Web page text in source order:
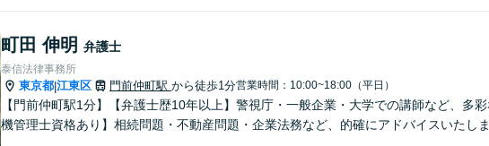
町田 伸明 弁護士
泰信法律事務所
東京都|江東区 門前仲町駅 から徒歩1分営業時間：10:00~18:00（平日）
【門前仲町駅1分】【弁護士歴10年以上】警視庁・一般企業・大学での講師など、多
機管理士資格あり】相続問題・不動産問題・企業法務など、的確にアドバイスいたし